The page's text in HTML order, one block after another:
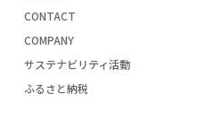
CONTACT
COMPANY
サステナビリティ活動
ふるさと納税